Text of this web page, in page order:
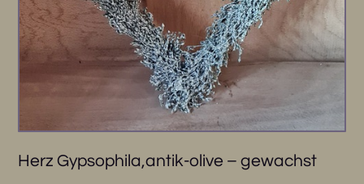
Herz Gypsophila,antik-olive – gewachst